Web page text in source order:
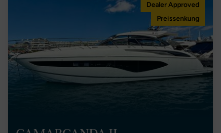
Dealer Approved
Preissenkung